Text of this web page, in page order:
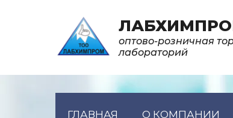
оптово-розничная
лабораторий
ГЛАВНАЯ О КОМПАНИИ